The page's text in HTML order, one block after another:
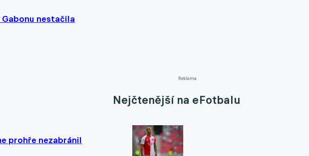
nestačila
prohře nezabránil
Reklama
Nejčtenější na eFotbalu